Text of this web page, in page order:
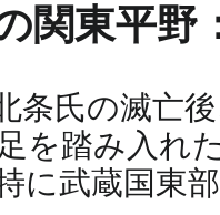
関東平野
条氏の滅亡
を踏み入れ
に武蔵国東